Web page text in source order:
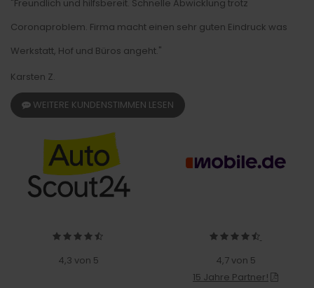
"Freundlich und hilfsbereit. Schnelle Abwicklung trotz
Coronaproblem. Firma macht einen sehr guten Eindruck was
Werkstatt, Hof und Büros angeht."
Karsten Z.
WEITERE KUNDENSTIMMEN LESEN
4,3 von 5
4,7 von 5
15 Jahre Partner!